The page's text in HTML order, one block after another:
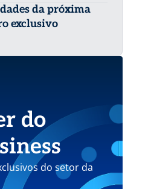
da próxima
exclusivo
do
do setor da